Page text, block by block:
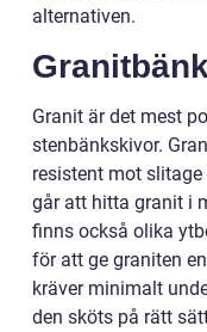
alternativen.
Granit är det mest
stenbänkskivor.
resistent mot
går att hitta granit i
finns också olika
för att ge graniten
kräver minimalt
den sköts på rätt